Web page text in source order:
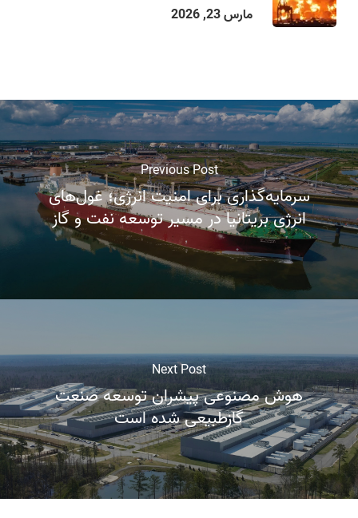
مارس 23, 2026
Previous Post
سرمایه‌گذاری برای امنیت انرژی؛ غول‌های
انرژی بریتانیا در مسیر توسعه نفت و گاز
Next Post
هوش مصنوعی پیشران توسعه صنعت
گازطبیعی شده است